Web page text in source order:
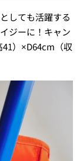
しても活躍する
ジーに！キャン
）×D64cm（収